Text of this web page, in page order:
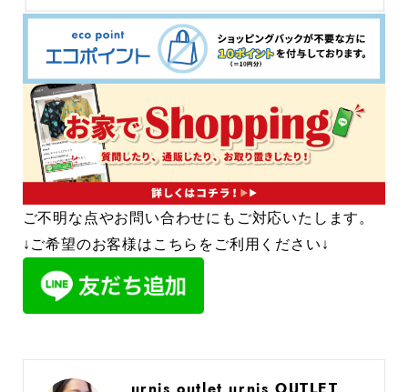
ご不明な点やお問い合わせにもご対応いたします。
↓ご希望のお客様はこちらをご利用ください↓